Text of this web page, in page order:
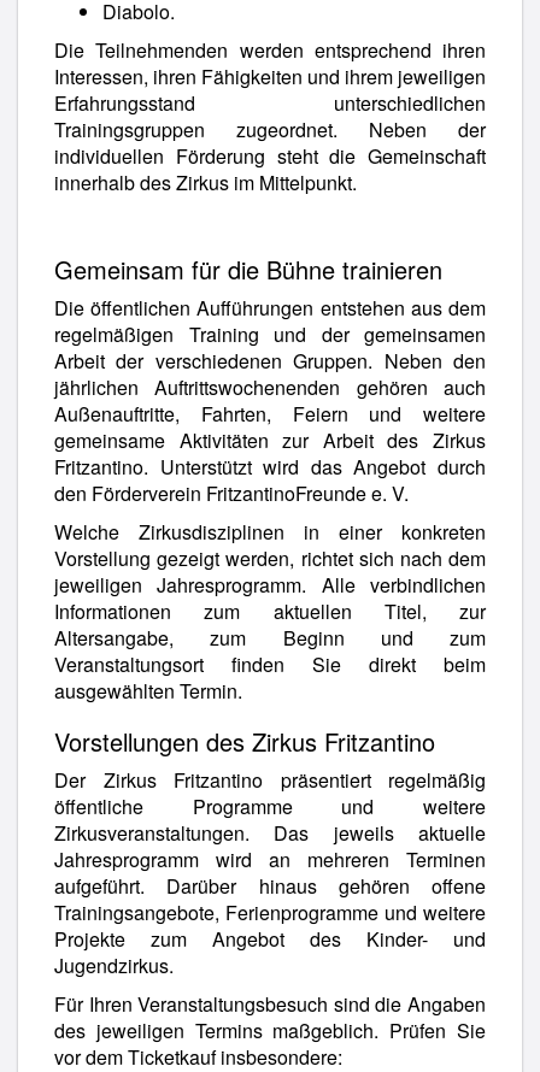
Diabolo.
Die Teilnehmenden werden entsprechend ihren
Interessen, ihren Fähigkeiten und ihrem jeweiligen
Erfahrungsstand unterschiedlichen
Trainingsgruppen zugeordnet. Neben der
individuellen Förderung steht die Gemeinschaft
innerhalb des Zirkus im Mittelpunkt.
Gemeinsam für die Bühne trainieren
Die öffentlichen Aufführungen entstehen aus dem
regelmäßigen Training und der gemeinsamen
Arbeit der verschiedenen Gruppen. Neben den
jährlichen Auftrittswochenenden gehören auch
Außenauftritte, Fahrten, Feiern und weitere
gemeinsame Aktivitäten zur Arbeit des Zirkus
Fritzantino. Unterstützt wird das Angebot durch
den Förderverein FritzantinoFreunde e. V.
Welche Zirkusdisziplinen in einer konkreten
Vorstellung gezeigt werden, richtet sich nach dem
jeweiligen Jahresprogramm. Alle verbindlichen
Informationen zum aktuellen Titel, zur
Altersangabe, zum Beginn und zum
Veranstaltungsort finden Sie direkt beim
ausgewählten Termin.
Vorstellungen des Zirkus Fritzantino
Der Zirkus Fritzantino präsentiert regelmäßig
öffentliche Programme und weitere
Zirkusveranstaltungen. Das jeweils aktuelle
Jahresprogramm wird an mehreren Terminen
aufgeführt. Darüber hinaus gehören offene
Trainingsangebote, Ferienprogramme und weitere
Projekte zum Angebot des Kinder- und
Jugendzirkus.
Für Ihren Veranstaltungsbesuch sind die Angaben
des jeweiligen Termins maßgeblich. Prüfen Sie
vor dem Ticketkauf insbesondere: